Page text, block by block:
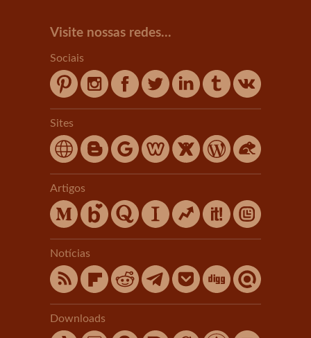
Visite nossas redes...
Sociais
Sites
Artigos
Notícias
Downloads